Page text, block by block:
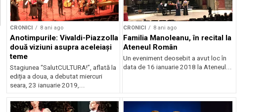
CRONICI 8 ani ago
Anotimpurile: Vivaldi-Piazzolla
două viziuni asupra aceleiași
teme
Stagiunea “SalutCULTURA!”, aflată la
ediția a doua, a debutat miercuri
seara, 23 ianuarie 2019,...
CRONICI 8 ani ago
Familia Manoleanu, în recital la
Ateneul Român
Un eveniment deosebit a avut loc în
data de 16 ianuarie 2018 la Ateneul...